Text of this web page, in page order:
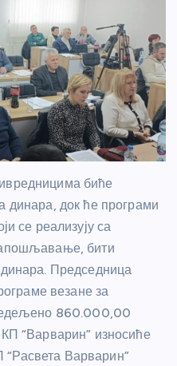
биће
док ће програми
се реализују са
бити
Председница
везане за
860.000,00
“Варварин” износиће
“Расвета Варварин”